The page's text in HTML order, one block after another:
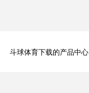
斗球体育下载的产品中心